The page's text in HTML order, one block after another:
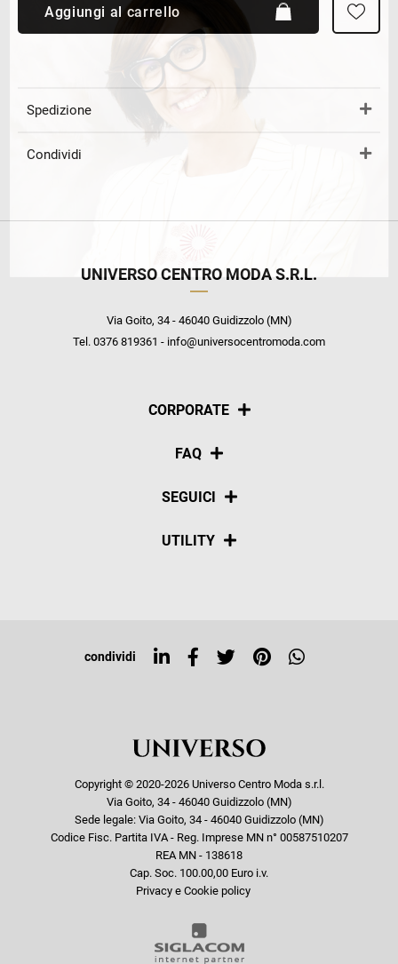
Aggiungi al carrello
Spedizione
Condividi
UNIVERSO CENTRO MODA S.R.L.
Via Goito, 34 - 46040 Guidizzolo (MN)
Tel. 0376 819361 - info@universocentromoda.com
CORPORATE
Chi siamo
FAQ
Pagamenti
SEGUICI
Social
UTILITY
Top ricerche
condividi
Copyright © 2020-2026 Universo Centro Moda s.r.l.
Via Goito, 34 - 46040 Guidizzolo (MN)
Sede legale: Via Goito, 34 - 46040 Guidizzolo (MN)
Codice Fisc. Partita IVA - Reg. Imprese MN n° 00587510207
REA MN - 138618
Cap. Soc. 100.00,00 Euro i.v.
Privacy e Cookie policy